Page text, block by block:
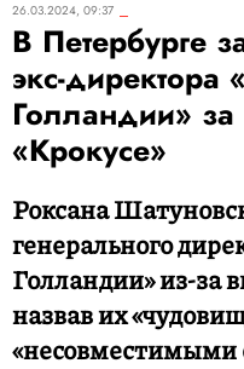
26.03.2024, 09:37
В Петербурге
экс-директора
Голландии» за
«Крокусе»
Роксана
генерального
Голландии» из-за
назвав их
«несовместимыми